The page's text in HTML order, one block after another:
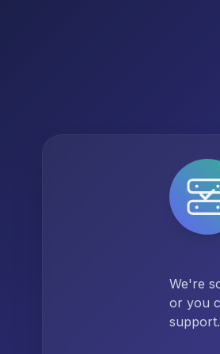
We're
or you
support.